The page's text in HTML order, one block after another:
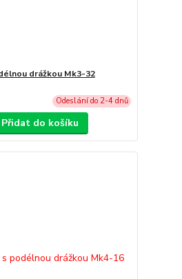
drážkou Mk3-32
Odeslání do 2-4 dnů
Přidat do košíku